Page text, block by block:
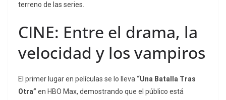
terreno de las series.
CINE: Entre el drama, la
velocidad y los vampiros
El primer lugar en películas se lo lleva “Una Batalla Tras
Otra” en HBO Max, demostrando que el público está